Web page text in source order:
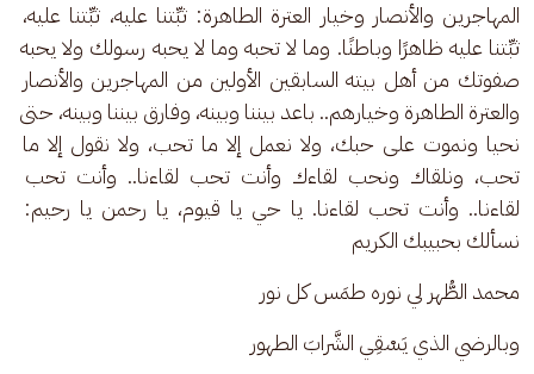
المهاجرين والأنصار وخيار العترة الطاهرة: ثبِّتنا عليه، ثبِّتنا عليه،
ثبِّتنا عليه ظاهرًا وباطنًا. وما لا تحبه وما لا يحبه رسولك ولا يحبه
صفوتك من أهل بيته السابقين الأولين من المهاجرين والأنصار
والعترة الطاهرة وخيارهم.. باعد بيننا وبينه، وفارق بيننا وبينه، حتى
نحيا ونموت على حبك، ولا نعمل إلا ما تحب، ولا نقول إلا ما
تحب، ونلقاك ونحب لقاءك وأنت تحب لقاءنا.. وأنت تحب
لقاءنا.. وأنت تحب لقاءنا. يا حي يا قيوم، يا رحمن يا رحيم:
نسألك بحبيبك الكريم
محمد الطُّهر لي نوره طمَس كل نور
وبالرضي الذي يَسْقِي الشَّرابَ الطهور